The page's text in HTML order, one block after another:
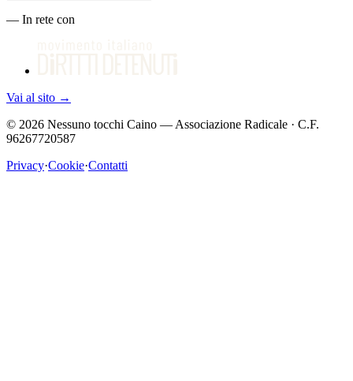
— In rete con
Vai al sito →
© 2026 Nessuno tocchi Caino — Associazione Radicale · C.F.
96267720587
Privacy·Cookie·Contatti